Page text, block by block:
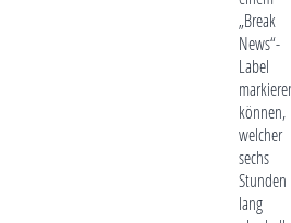
„Break
News“-
Label
können,
welcher
sechs
Stunden
lang